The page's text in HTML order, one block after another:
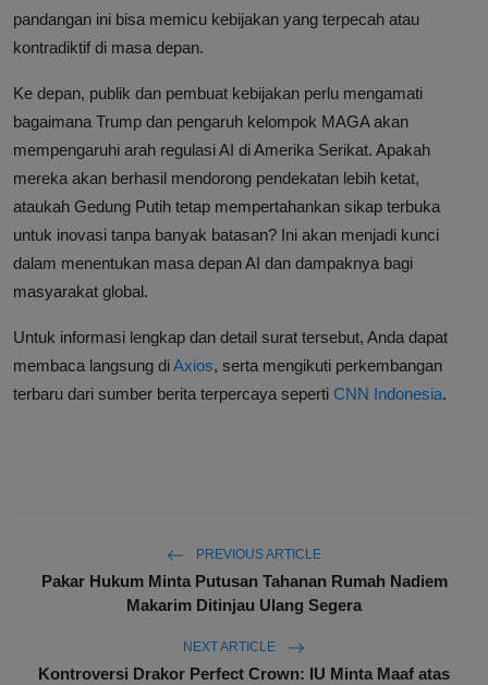
pandangan ini bisa memicu kebijakan yang terpecah atau
kontradiktif di masa depan.
Ke depan, publik dan pembuat kebijakan perlu mengamati
bagaimana Trump dan pengaruh kelompok MAGA akan
mempengaruhi arah regulasi AI di Amerika Serikat. Apakah
mereka akan berhasil mendorong pendekatan lebih ketat,
ataukah Gedung Putih tetap mempertahankan sikap terbuka
untuk inovasi tanpa banyak batasan? Ini akan menjadi kunci
dalam menentukan masa depan AI dan dampaknya bagi
masyarakat global.
Untuk informasi lengkap dan detail surat tersebut, Anda dapat
membaca langsung diAxios, serta mengikuti perkembangan
terbaru dari sumber berita terpercaya seperti CNN Indonesia.
PREVIOUS ARTICLE
Pakar Hukum Minta Putusan Tahanan Rumah Nadiem
Makarim Ditinjau Ulang Segera
NEXT ARTICLE
Kontroversi Drakor Perfect Crown: IU Minta Maaf atas